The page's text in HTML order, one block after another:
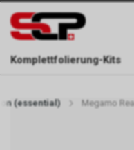
ERREICHBAR NUR
Komplettfolierung-Kits
(essential) Megamo